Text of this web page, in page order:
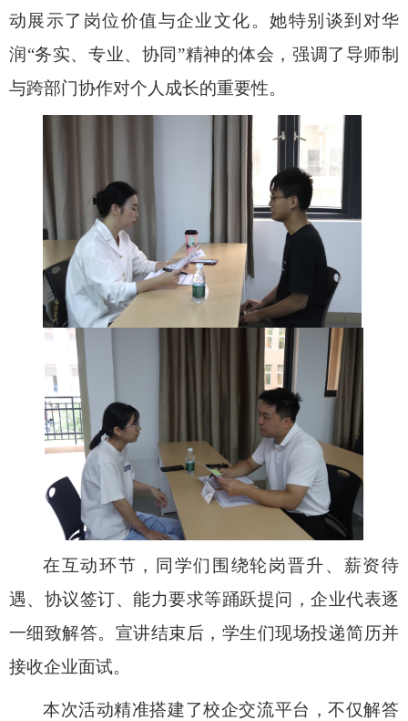
动展示了岗位价值与企业文化。她特别谈到对华
润“务实、专业、协同”精神的体会，强调了导师制
与跨部门协作对个人成长的重要性。
在互动环节，同学们围绕轮岗晋升、薪资待
遇、协议签订、能力要求等踊跃提问，企业代表逐
一细致解答。宣讲结束后，学生们现场投递简历并
接收企业面试。
本次活动精准搭建了校企交流平台，不仅解答